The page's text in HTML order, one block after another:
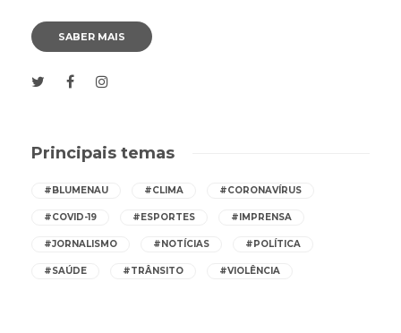
SABER MAIS
Principais temas
#BLUMENAU #CLIMA #CORONAVÍRUS
#COVID-19 #ESPORTES #IMPRENSA
#JORNALISMO #NOTÍCIAS #POLÍTICA
#SAÚDE #TRÂNSITO #VIOLÊNCIA